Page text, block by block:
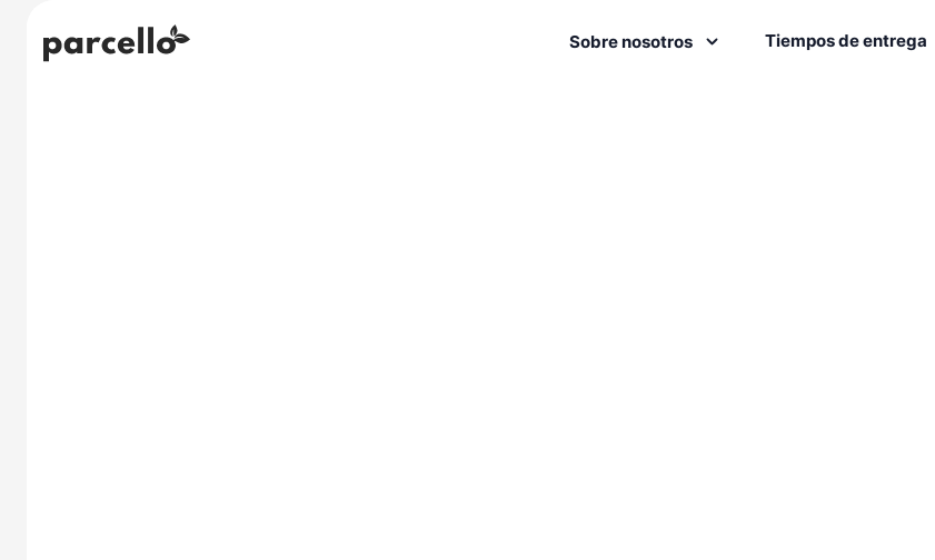
Sobre nosotros Tiempos de entrega